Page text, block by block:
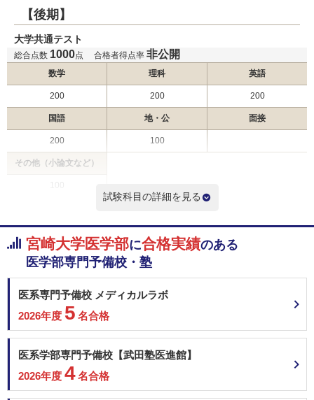
2月6日
昭和医科大学 茨城県地域枠
昭和医科大学 山梨県地域枠
昭和医科大学 長野県地域枠
昭和医科大学 一般選抜入試（Ⅰ期）
帝京大学 一般（福島枠）
帝京大学 一般（静岡枠）
愛知医科大学 一般
京都府立医科大学 学校推薦型選抜＜地域枠＞
大阪大学 推薦（学校型推薦選抜）
熊本大学 学校推薦型選抜Ⅱ（一般枠）
熊本大学 学校推薦型選抜Ⅱ（みらい医療枠）
東邦大学 一般
兵庫医科大学 一般選抜A（4科目型）
川崎医科大学 静岡地域枠
川崎医科大学 長崎地域枠
川崎医科大学 岡山地域枠
川崎医科大学 一般
【後期】
大学共通テスト
総合点数 1000点 合格者得点率 非公開
数学 理科 英語
200 200 200
国語 地・公 面接
200 100
その他（小論文など）
数学 理科
＜科目詳細＞
試験科目の詳細を見る
宮崎大学医学部に合格実績のある
医学部専門予備校・塾
医系専門予備校 メディカルラボ
2026年度 5 名合格
医系学部専門予備校【武田塾医進館】
2026年度 4名合格